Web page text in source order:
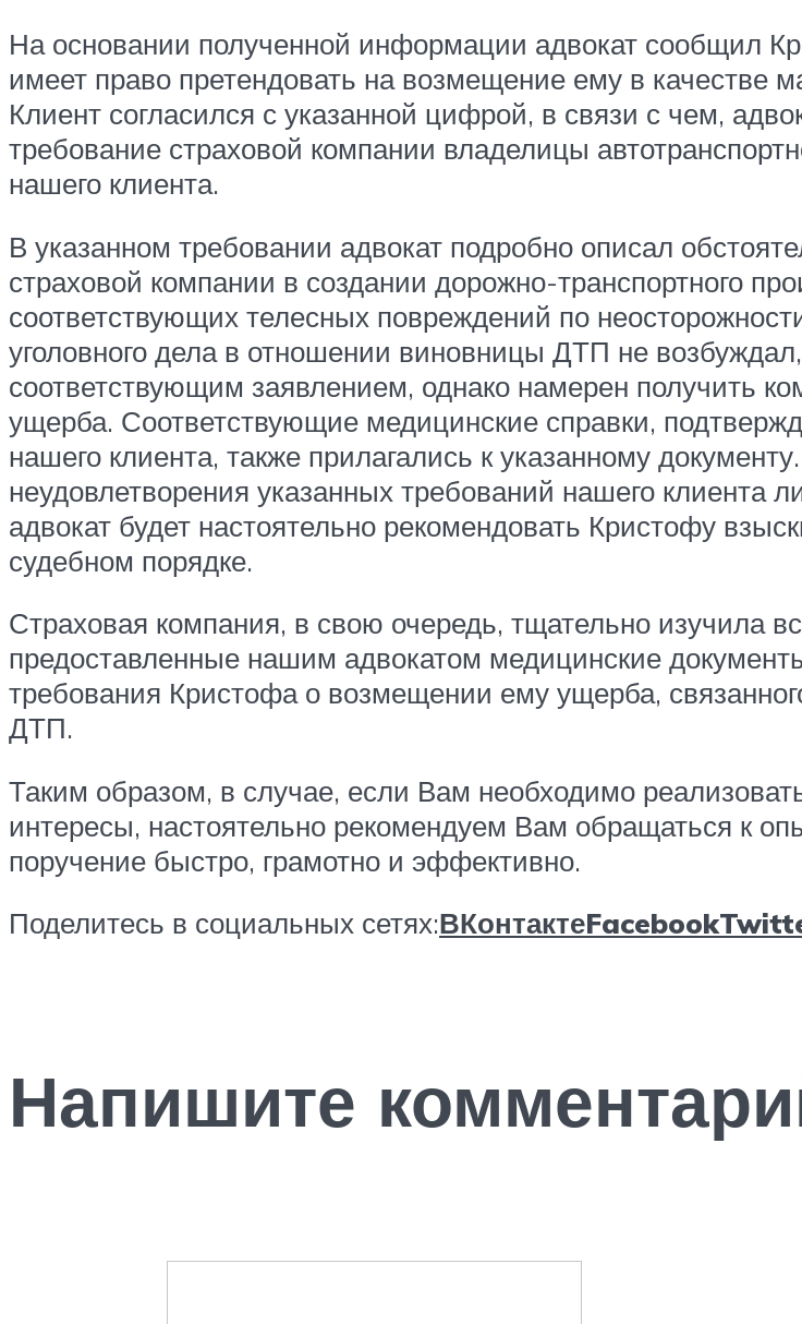
На основании полученной информации адвокат сообщил
имеет право претендовать на возмещение ему в качестве
Клиент согласился с указанной цифрой, в связи с чем,
требование страховой компании владелицы
нашего клиента.
В указанном требовании адвокат подробно описал
страховой компании в создании дорожно-транспортного
соответствующих телесных повреждений по
уголовного дела в отношении виновницы ДТП не
соответствующим заявлением, однако намерен получить
ущерба. Соответствующие медицинские справки,
нашего клиента, также прилагались к указанному
неудовлетворения указанных требований нашего клиента
адвокат будет настоятельно рекомендовать Кристофу
судебном порядке.
Страховая компания, в свою очередь, тщательно изучила
предоставленные нашим адвокатом медицинские
требования Кристофа о возмещении ему ущерба,
ДТП.
Таким образом, в случае, если Вам необходимо
интересы, настоятельно рекомендуем Вам обращаться к
поручение быстро, грамотно и эффективно.
Поделитесь в социальных сетях:ВКонтактеFacebook
Напишите